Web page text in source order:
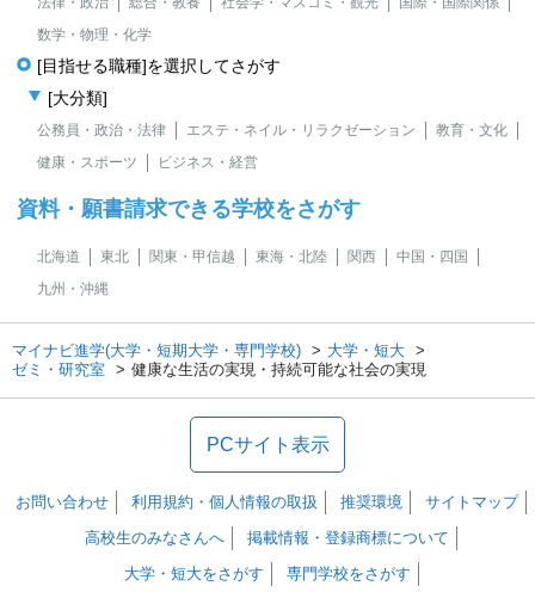
数学・物理・化学
[目指せる職種]を選択してさがす
[大分類]
公務員・政治・法律 エステ・ネイル・リラクゼーション
教育・文化
健康・スポーツ
ビジネス・経営
資料・願書請求できる学校をさがす
北海道 東北 関東・甲信越 東海・北陸 関西
中国・四国
九州・沖縄
マイナビ進学(大学・短期大学・専門学校)
大学・短大
ゼミ・研究室
健康な生活の実現・持続可能な社会の実現
PCサイト表示
お問い合わせ 利用規約・個人情報の取扱 推奨環境
サイトマップ
高校生のみなさんへ
掲載情報・登録商標について
大学・短大をさがす
専門学校をさがす